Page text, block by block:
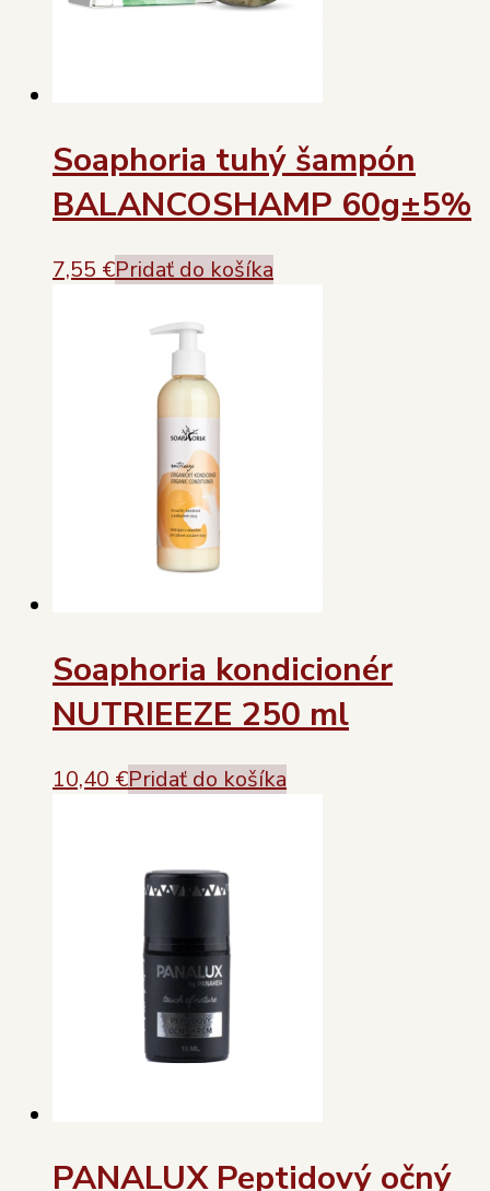
Soaphoria tuhý šampón
BALANCOSHAMP 60g±5%
7,55 €Pridať do košíka
Soaphoria kondicionér
NUTRIEEZE 250 ml
10,40 €Pridať do košíka
PANALUX Peptidový očný